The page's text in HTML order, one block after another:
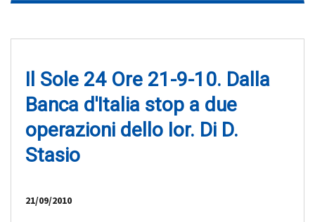
Il Sole 24 Ore 21-9-10. Dalla
Banca d'Italia stop a due
operazioni dello Ior. Di D.
Stasio
21/09/2010